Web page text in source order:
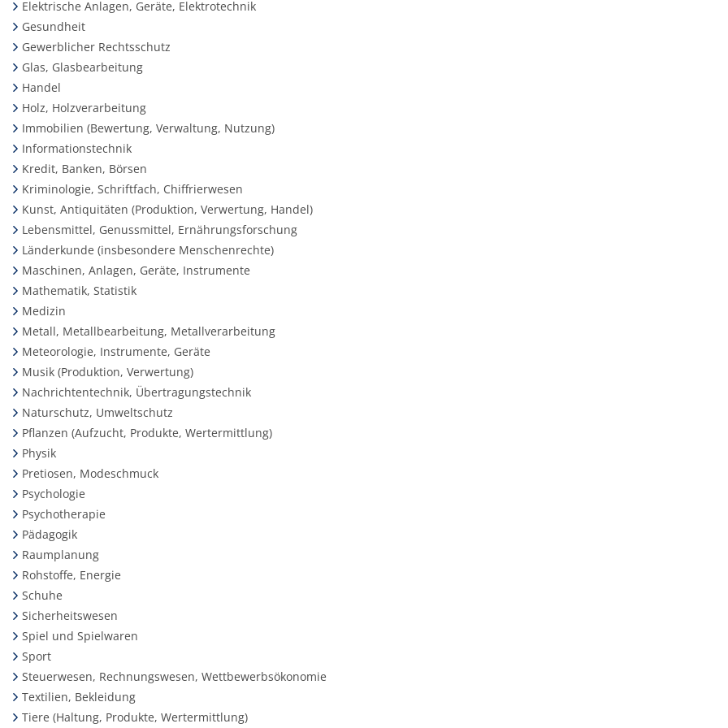
Elektrische Anlagen, Geräte, Elektrotechnik
Gesundheit
Gewerblicher Rechtsschutz
Glas, Glasbearbeitung
Handel
Holz, Holzverarbeitung
Immobilien (Bewertung, Verwaltung, Nutzung)
Informationstechnik
Kredit, Banken, Börsen
Kriminologie, Schriftfach, Chiffrierwesen
Kunst, Antiquitäten (Produktion, Verwertung, Handel)
Lebensmittel, Genussmittel, Ernährungsforschung
Länderkunde (insbesondere Menschenrechte)
Maschinen, Anlagen, Geräte, Instrumente
Mathematik, Statistik
Medizin
Metall, Metallbearbeitung, Metallverarbeitung
Meteorologie, Instrumente, Geräte
Musik (Produktion, Verwertung)
Nachrichtentechnik, Übertragungstechnik
Naturschutz, Umweltschutz
Pflanzen (Aufzucht, Produkte, Wertermittlung)
Physik
Pretiosen, Modeschmuck
Psychologie
Psychotherapie
Pädagogik
Raumplanung
Rohstoffe, Energie
Schuhe
Sicherheitswesen
Spiel und Spielwaren
Sport
Steuerwesen, Rechnungswesen, Wettbewerbsökonomie
Textilien, Bekleidung
Tiere (Haltung, Produkte, Wertermittlung)